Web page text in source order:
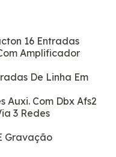
16 Entradas
Amplificador
De Linha Em
Auxi. Com Dbx Afs2
3 Redes
Gravação